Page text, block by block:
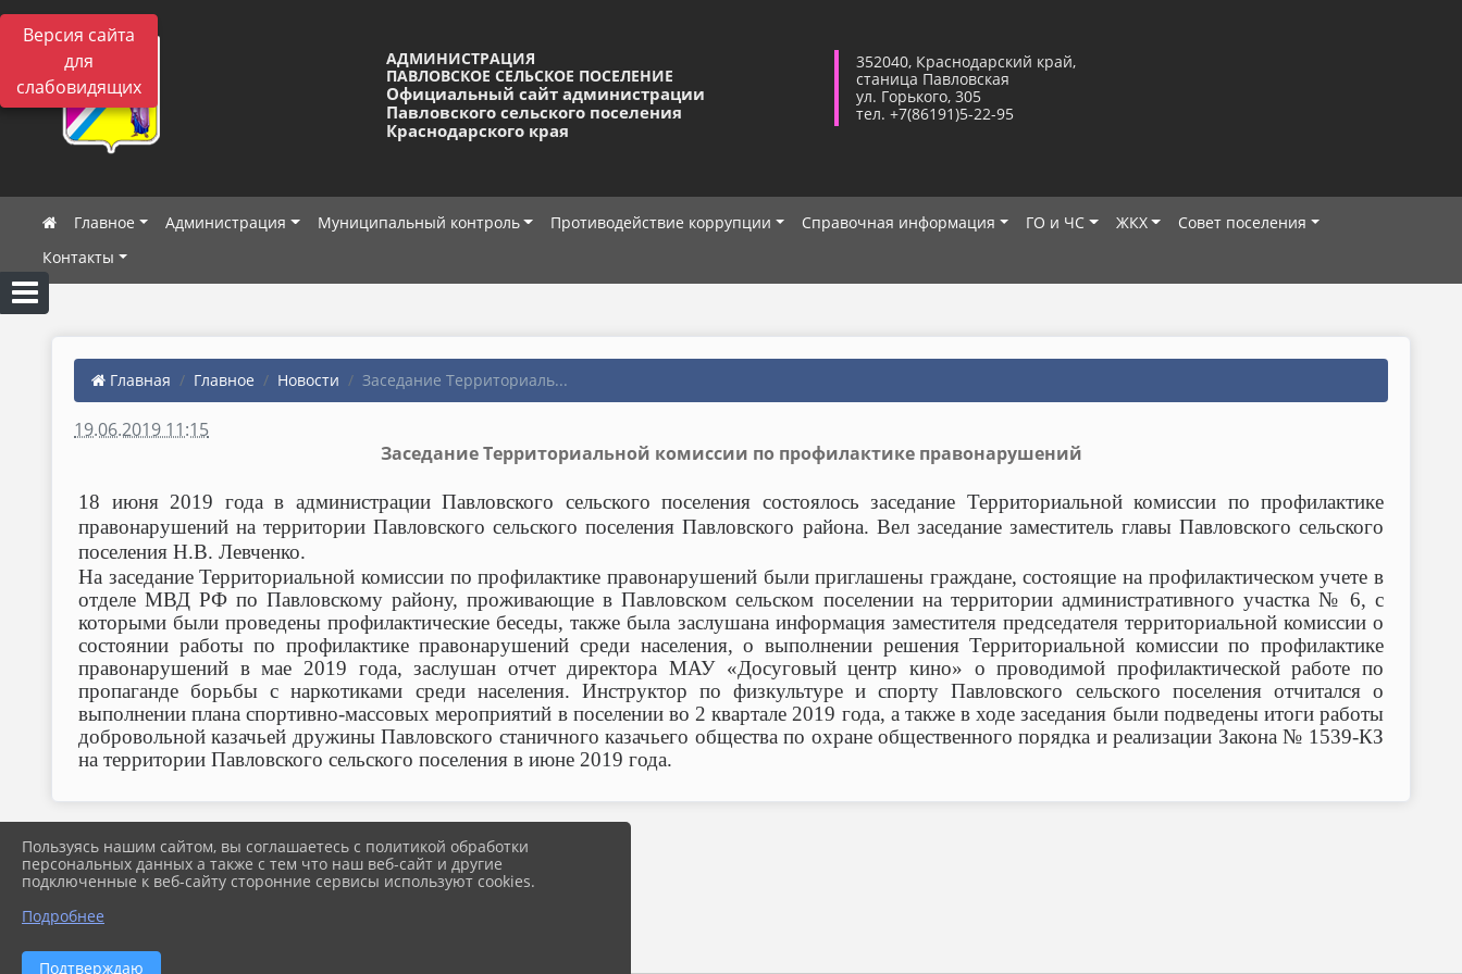
Версия сайта
для
слабовидящих
АДМИНИСТРАЦИЯ
ПАВЛОВСКОЕ СЕЛЬСКОЕ ПОСЕЛЕНИЕ
Официальный сайт администрации
Павловского сельского поселения
Краснодарского края
352040, Краснодарский край,
станица Павловская
ул. Горького, 305
тел. +7(86191)5-22-95
Главное Администрация Муниципальный контроль Противодействие коррупции Справочная информация ГО и ЧС ЖКХ
Совет поселения
Контакты
Главная Главное Новости Заседание Территориаль...
19.06.2019 11:15
Заседание Территориальной комиссии по профилактике правонарушений
18 июня 2019 года в администрации Павловского сельского поселения состоялось заседание Территориальной комиссии по профилактике
правонарушений на территории Павловского сельского поселения Павловского района. Вел заседание заместитель главы Павловского сельского
поселения Н.В. Левченко.
На заседание Территориальной комиссии по профилактике правонарушений были приглашены граждане, состоящие на профилактическом учете в
отделе МВД РФ по Павловскому району, проживающие в Павловском сельском поселении на территории административного участка № 6, с
которыми были проведены профилактические беседы, также была заслушана информация заместителя председателя территориальной комиссии о
состоянии работы по профилактике правонарушений среди населения, о выполнении решения Территориальной комиссии по профилактике
правонарушений в мае 2019 года, заслушан отчет директора МАУ «Досуговый центр кино» о проводимой профилактической работе по
пропаганде борьбы с наркотиками среди населения. Инструктор по физкультуре и спорту Павловского сельского поселения отчитался о
выполнении плана спортивно-массовых мероприятий в поселении во 2 квартале 2019 года, а также в ходе заседания были подведены итоги работы
добровольной казачьей дружины Павловского станичного казачьего общества по охране общественного порядка и реализации Закона № 1539-КЗ
на территории Павловского сельского поселения в июне 2019 года.
Пользуясь нашим сайтом, вы соглашаетесь с политикой обработки
персональных данных а также с тем что наш веб-сайт и другие
подключенные к веб-сайту сторонние сервисы используют cookies.
Подробнее
Подтверждаю